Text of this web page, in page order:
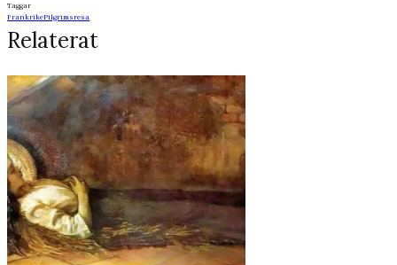
Taggar
FrankrikePilgrimsresa
Relaterat